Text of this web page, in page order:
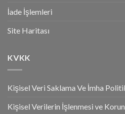
İade İşlemleri
Site Haritası
KVKK
Kişisel Veri Saklama Ve İmha
Kişisel Verilerin İşlenmesi ve